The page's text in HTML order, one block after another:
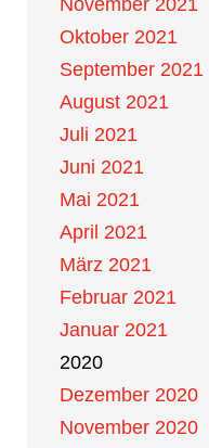
November 2021
Oktober 2021
September 2021
August 2021
Juli 2021
Juni 2021
Mai 2021
April 2021
März 2021
Februar 2021
Januar 2021
2020
Dezember 2020
November 2020